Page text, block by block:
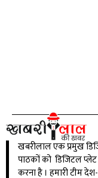
खबरीलाल एक प्रमुख
पाठकों को डिजिटल प्लेट
करना है । हमारी टीम